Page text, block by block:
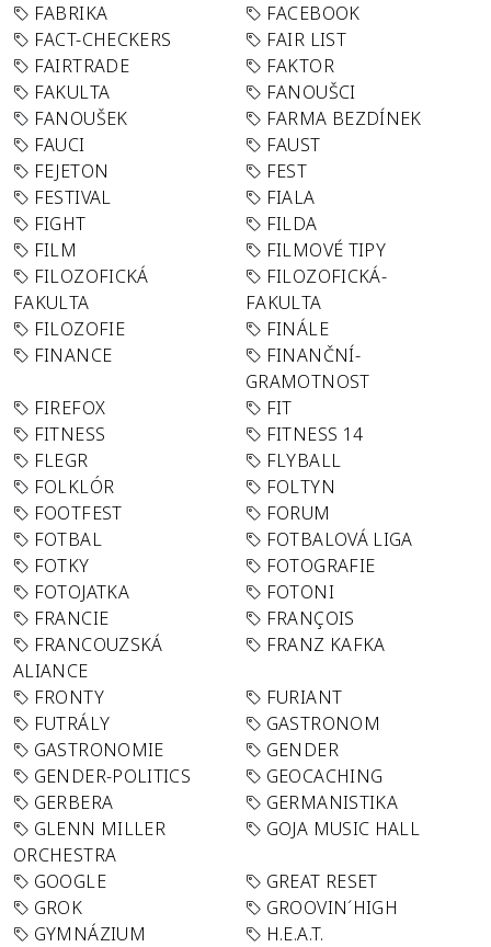
FABRIKA
FACEBOOK
FACT-CHECKERS
FAIR LIST
FAIRTRADE
FAKTOR
FAKULTA
FANOUŠCI
FANOUŠEK
FARMA BEZDÍNEK
FAUCI
FAUST
FEJETON
FEST
FESTIVAL
FIALA
FIGHT
FILDA
FILM
FILMOVÉ TIPY
FILOZOFICKÁ
FAKULTA
FILOZOFICKÁ-
FAKULTA
FILOZOFIE
FINÁLE
FINANCE
FINANČNÍ-
GRAMOTNOST
FIREFOX
FIT
FITNESS
FITNESS 14
FLEGR
FLYBALL
FOLKLÓR
FOLTYN
FOOTFEST
FORUM
FOTBAL
FOTBALOVÁ LIGA
FOTKY
FOTOGRAFIE
FOTOJATKA
FOTONI
FRANCIE
FRANÇOIS
FRANCOUZSKÁ
ALIANCE
FRANZ KAFKA
FRONTY
FURIANT
FUTRÁLY
GASTRONOM
GASTRONOMIE
GENDER
GENDER-POLITICS
GEOCACHING
GERBERA
GERMANISTIKA
GLENN MILLER
ORCHESTRA
GOJA MUSIC HALL
GOOGLE
GREAT RESET
GROK
GROOVIN´HIGH
GYMNÁZIUM
H.E.A.T.